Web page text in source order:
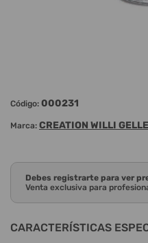
Código: 000231
Marca: CREATION WILLI
Debes registrarte para ver
Venta exclusiva para
CARACTERÍSTICAS